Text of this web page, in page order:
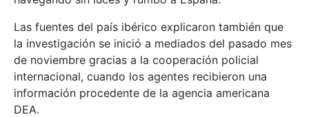
Las fuentes del país ibérico explicaron también que
la investigación se inició a mediados del pasado mes
de noviembre gracias a la cooperación policial
internacional, cuando los agentes recibieron una
información procedente de la agencia americana
DEA.